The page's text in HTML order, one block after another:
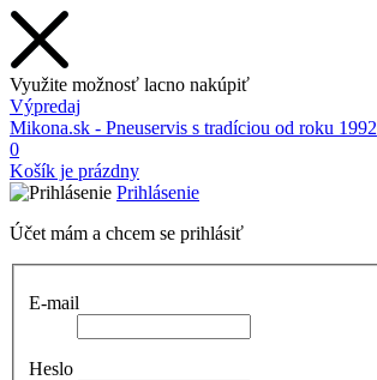
Využite možnosť lacno nakúpiť
Výpredaj
Mikona.sk - Pneuservis s tradíciou od roku 1992
0
Košík je prázdny
Prihlásenie
Účet mám a chcem se prihlásiť
E-mail
Heslo